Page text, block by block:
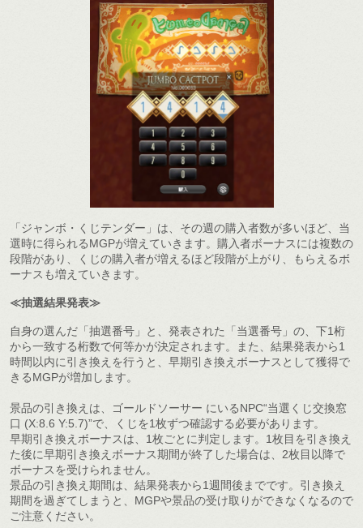
「ジャンボ・くじテンダー」は、その週の購入者数が多いほど、当
選時に得られるMGPが増えていきます。購入者ボーナスには複数の
段階があり、くじの購入者が増えるほど段階が上がり、もらえるボ
ーナスも増えていきます。
≪抽選結果発表≫
自身の選んだ「抽選番号」と、発表された「当選番号」の、下1桁
から一致する桁数で何等かが決定されます。また、結果発表から1
時間以内に引き換えを行うと、早期引き換えボーナスとして獲得で
きるMGPが増加します。
景品の引き換えは、ゴールドソーサー にいるNPC“当選くじ交換窓
口 (X:8.6 Y:5.7)”で、くじを1枚ずつ確認する必要があります。
早期引き換えボーナスは、1枚ごとに判定します。1枚目を引き換え
た後に早期引き換えボーナス期間が終了した場合は、2枚目以降で
ボーナスを受けられません。
景品の引き換え期間は、結果発表から1週間後までです。引き換え
期間を過ぎてしまうと、MGPや景品の受け取りができなくなるので
ご注意ください。